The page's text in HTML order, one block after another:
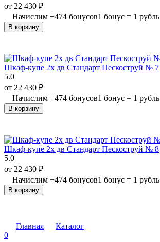
от 22 430 ₽
Начислим +474 бонусов1 бонус = 1 рубль
В корзину
Шкаф-купе 2х дв Стандарт Пескоструй № 7
5.0
от 22 430 ₽
Начислим +474 бонусов1 бонус = 1 рубль
В корзину
Шкаф-купе 2х дв Стандарт Пескоструй № 8
5.0
от 22 430 ₽
Начислим +474 бонусов1 бонус = 1 рубль
В корзину
Главная
Каталог
0